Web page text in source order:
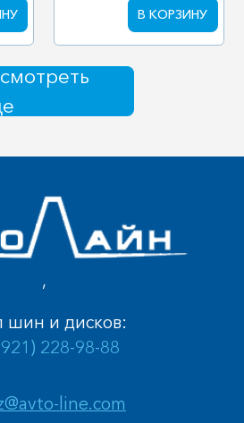
В КОРЗИНУ
,
line.com
шин и дисков:
228-98-88